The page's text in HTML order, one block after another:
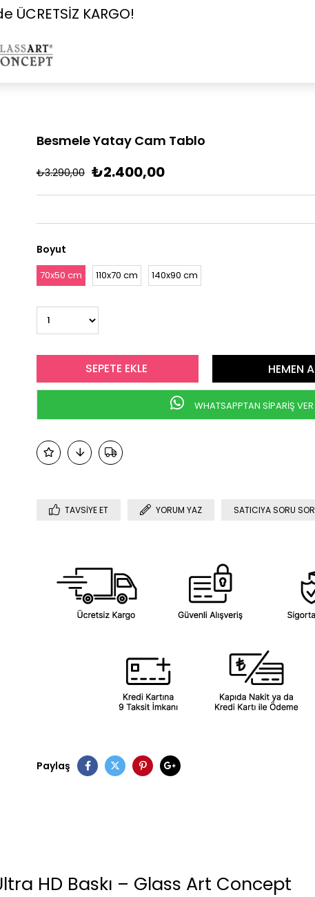
ÜCRETSİZ KARGO!
Besmele Yatay Cam Tablo
₺3.290,00 ₺2.400,00
Boyut
70x50 cm 110x70 cm 140x90 cm
WHATSAPPTAN SİPARİŞ VER
TAVSIYE ET YORUM YAZ SATICIYA SORU SOR
Paylaş
HD Baskı – Glass Art Concept